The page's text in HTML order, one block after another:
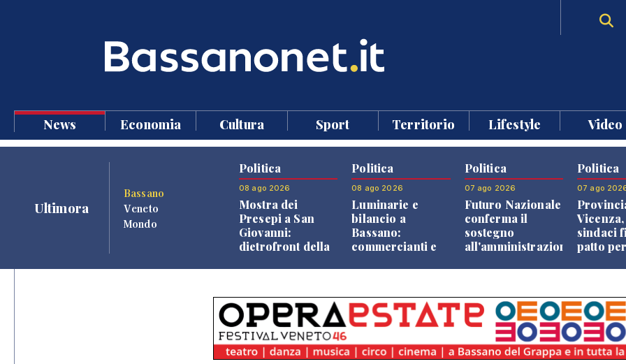
News Economia Cultura Sport Territorio Lifestyle Video
Ultimora
Bassano
Veneto
Mondo
Politica
08 ago 2026
Mostra dei
Presepi a San
Giovanni:
dietrofront della
Politica
08 ago 2026
Luminarie e
bilancio a
Bassano:
commercianti e
Politica
07 ago 2026
Futuro Nazionale
conferma il
sostegno
all'amministrazione
Politica
07 ago
sindaci
patto